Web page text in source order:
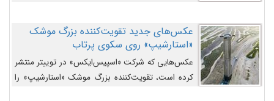
روزافزون کارآفرینی در حوزه فضایی و مزایای جدیدی که
کارآفرینان این حوزه ایجاد می‌کنند، می‌پردازد.
عکس‌های جدید تقویت‌کننده بزرگ موشک
«استارشیپ» روی سکوی پرتاب
عکس‌هایی که شرکت «اسپیس‌ایکس» در توییتر منتشر
کرده است، تقویت‌کننده بزرگ موشک «استارشیپ» را